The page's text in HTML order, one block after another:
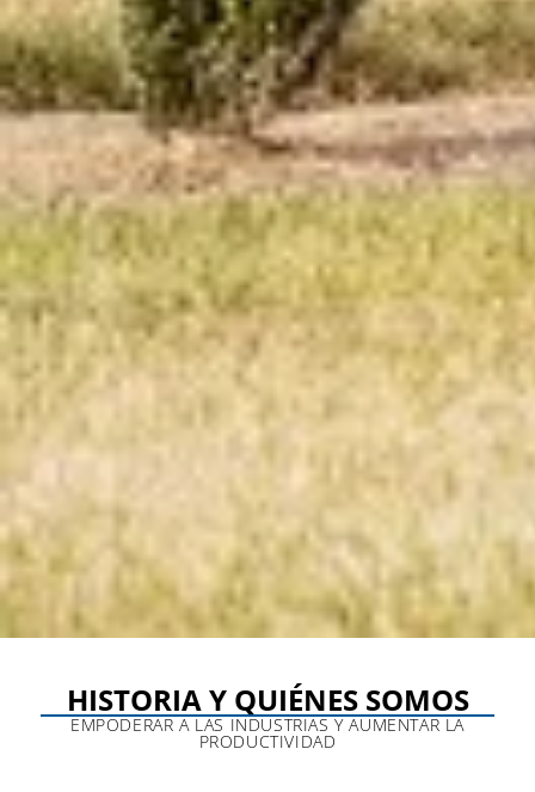
HISTORIA Y QUIÉNES SOMOS
EMPODERAR A LAS INDUSTRIAS Y AUMENTAR LA
PRODUCTIVIDAD